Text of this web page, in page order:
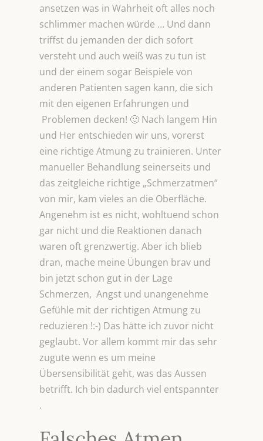
ansetzen was in Wahrheit oft alles noch
schlimmer machen würde … Und dann
triffst du jemanden der dich sofort
versteht und auch weiß was zu tun ist
und der einem sogar Beispiele von
anderen Patienten sagen kann, die sich
mit den eigenen Erfahrungen und
Problemen decken! 🙂 Nach langem Hin
und Her entschieden wir uns, vorerst
eine richtige Atmung zu trainieren. Unter
manueller Behandlung seinerseits und
das zeitgleiche richtige „Schmerzatmen“
von mir, kam vieles an die Oberfläche.
Angenehm ist es nicht, wohltuend schon
gar nicht und die Reaktionen danach
waren oft grenzwertig. Aber ich blieb
dran, mache meine Übungen brav und
bin jetzt schon gut in der Lage
Schmerzen, Angst und unangenehme
Gefühle mit der richtigen Atmung zu
reduzieren !:-) Das hätte ich zuvor nicht
geglaubt. Vor allem kommt mir das sehr
zugute wenn es um meine
Übersensibilität geht, was das Aussen
betrifft. Ich bin dadurch viel entspannter
.